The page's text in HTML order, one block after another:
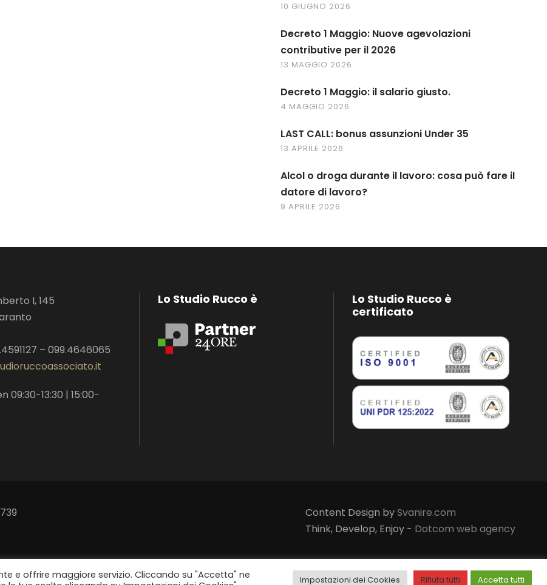
10 GIUGNO 2026
Decreto 1 Maggio: Nuove agevolazioni
contributive per il 2026
13 MAGGIO 2026
Decreto 1 Maggio: il salario giusto.
4 MAGGIO 2026
LAST CALL: bonus assunzioni Under 35
13 APRILE 2026
Alcol o droga durante il lavoro: cosa può fare il
datore di lavoro?
9 APRILE 2026
I, 145
– 099.4646065
09:30-13:30 | 15:00-
Lo Studio Rucco è
Lo Studio Rucco è
certificato
Content Design bySvanire.com
Think, Develop, Enjoy - Dotcom web agency
e offrire maggiore servizio. Cliccando su "Accetta" ne
Impostazioni dei Cookies Rifiuta tutti Accetta tutti